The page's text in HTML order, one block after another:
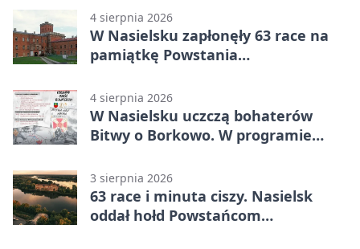
4 sierpnia 2026
W Nasielsku zapłonęły 63 race na
pamiątkę Powstania
4 sierpnia 2026
W Nasielsku uczczą bohaterów
Bitwy o Borkowo. W programie
3 sierpnia 2026
63 race i minuta ciszy. Nasielsk
oddał hołd Powstańcom